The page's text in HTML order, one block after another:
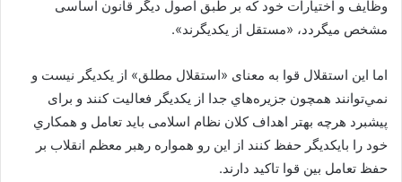
وظایف و اختیارات خود که بر طبق اصول دیگر قانون اساسی
مشخص می‏گردد، «مستقل از یکدیگرند».
اما این استقلال قوا به معنای «استقلال مطلق» از یکدیگر نیست و
نمي‌توانند همچون جزيره‌هاي جدا از يكديگر فعاليت كنند و برای
پیشبرد هرچه بهتر اهداف کلان نظام اسلامی بايد تعامل و همكاري
خود را بايكديگر حفظ كنند از اين رو همواره رهبر معظم انقلاب بر
حفظ تعامل بين قوا تاكيد دارند.